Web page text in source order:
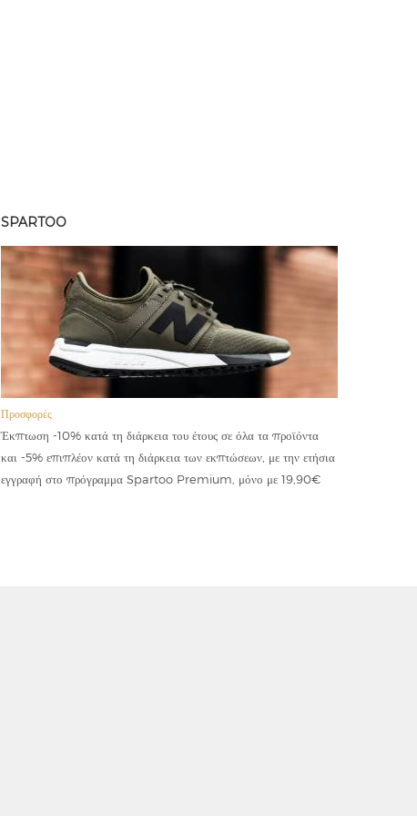
SPARTOO
Προσφορές
Έκπτωση -10% κατά τη διάρκεια του έτους σε όλα τα προϊόντα
και -5% επιπλέον κατά τη διάρκεια των εκπτώσεων, με την ετήσια
εγγραφή στο πρόγραμμα Spartoo Premium, μόνο με 19,90€